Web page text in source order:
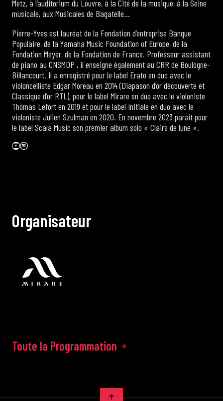
Metz, à l’auditorium du Louvre, à la Cité de la musique, à la Seine
musicale, aux Musicales de Bagatelle…
Pierre-Yves est lauréat de la Fondation d’entreprise Banque
Populaire, de la Yamaha Music Foundation of Europe, de la
Fondation Meyer, de la Fondation de France. Professeur assistant
de piano au CNSMDP , il enseigne également au CRR de Boulogne-
Billancourt. Il a enregistré pour le label Erato en duo avec le
violoncelliste Edgar Moreau en 2014 (Diapason d’or découverte et
Classique d’or RTL), pour le label Mirare en duo avec le violoniste
Thomas Lefort en 2019 et pour le label Initiale en duo avec le
violoniste Julien Szulman en 2020. En novembre 2023 paraît pour
le label Scala Music son premier album solo « Clairs de lune ».
YouTube
Spotify
Organisateur
Toute la Programmation